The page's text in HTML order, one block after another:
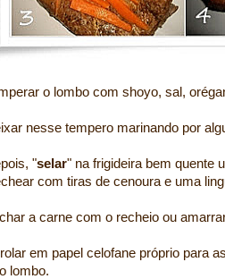
o lombo com shoyo, sal,
nesse tempero marinando por
"selar" na frigideira bem quente
com tiras de cenoura e uma
a carne com o recheio ou
em papel celofane próprio para
lombo.